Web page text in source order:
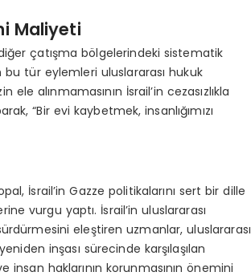
Maliyeti
çatışma bölgelerindeki sistematik
bu tür eylemleri uluslararası hukuk
alınmamasının İsrail’in cezasızlıkla
“Bir evi kaybetmek, insanlığımızı
İsrail’in Gazze politikalarını sert bir dille
vurgu yaptı. İsrail’in uluslararası
eleştiren uzmanlar, uluslararası
inşası sürecinde karşılaşılan
haklarının korunmasının önemini